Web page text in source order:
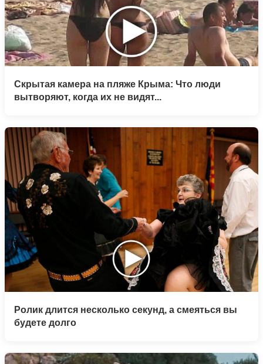
Скрытая камера на пляже Крыма: Что люди
вытворяют, когда их не видят...
Ролик длится несколько секунд, а смеяться вы
будете долго